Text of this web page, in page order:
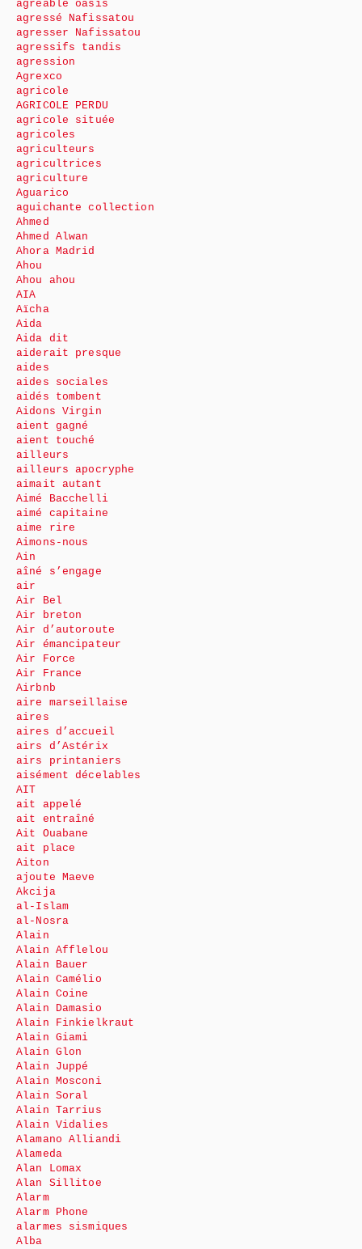
agréable oasis
agressé Nafissatou
agresser Nafissatou
agressifs tandis
agression
Agrexco
agricole
AGRICOLE PERDU
agricole située
agricoles
agriculteurs
agricultrices
agriculture
Aguarico
aguichante collection
Ahmed
Ahmed Alwan
Ahora Madrid
Ahou
Ahou ahou
AIA
Aïcha
Aida
Aida dit
aiderait presque
aides
aides sociales
aidés tombent
Aidons Virgin
aient gagné
aient touché
ailleurs
ailleurs apocryphe
aimait autant
Aimé Bacchelli
aimé capitaine
aime rire
Aimons-nous
Ain
aîné s’engage
air
Air Bel
Air breton
Air d’autoroute
Air émancipateur
Air Force
Air France
Airbnb
aire marseillaise
aires
aires d’accueil
airs d’Astérix
airs printaniers
aisément décelables
AIT
ait appelé
ait entraîné
Ait Ouabane
ait place
Aiton
ajoute Maeve
Akcija
al-Islam
al-Nosra
Alain
Alain Afflelou
Alain Bauer
Alain Camélio
Alain Coine
Alain Damasio
Alain Finkielkraut
Alain Giami
Alain Glon
Alain Juppé
Alain Mosconi
Alain Soral
Alain Tarrius
Alain Vidalies
Alamano Alliandi
Alameda
Alan Lomax
Alan Sillitoe
Alarm
Alarm Phone
alarmes sismiques
Alba